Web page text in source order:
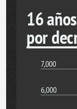
16
por
7,000
6,000